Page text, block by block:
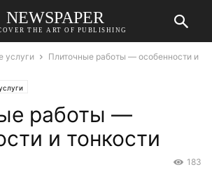
NEWSPAPER
THE ART OF PUBLISHING
услуги
Плиточные работы — особенности и
работы —
и тонкости
183